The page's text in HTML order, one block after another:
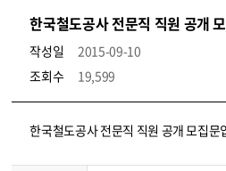
한국철도공사 전문직 직원 공개
작성일
2015-09-10
조회수
19,599
코레일소개_경영공시_채용공고 상세보기 – 내용, 파일, 담당자 연락처로 구성
한국철도공사 전문직 직원 공개 모집문